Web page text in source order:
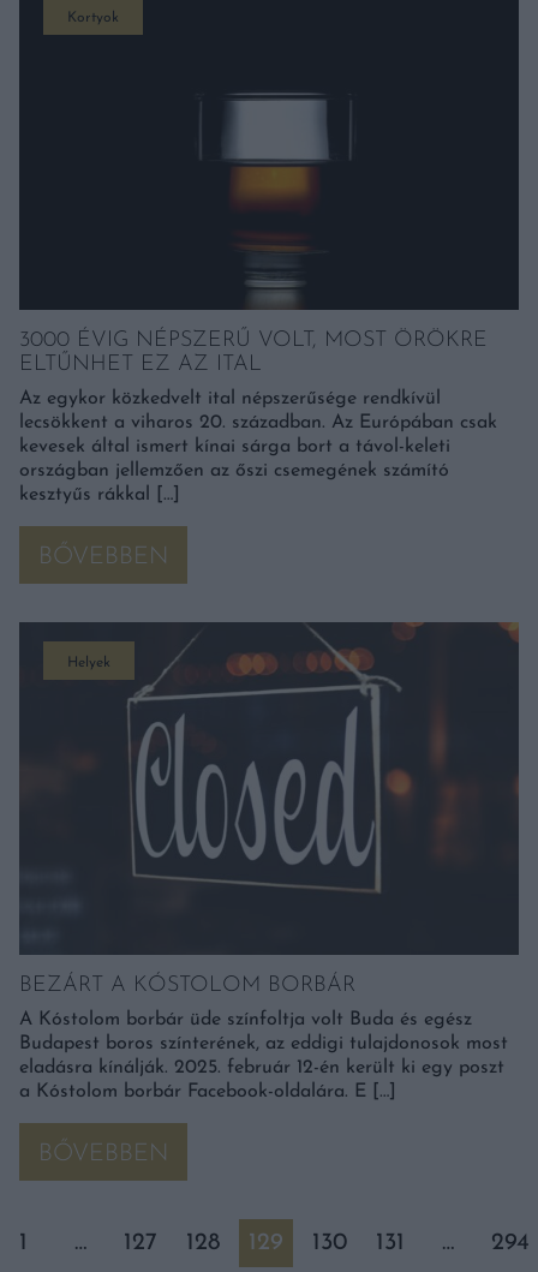
Kortyok
3000 ÉVIG NÉPSZERŰ VOLT, MOST ÖRÖKRE
ELTŰNHET EZ AZ ITAL
Az egykor közkedvelt ital népszerűsége rendkívül
lecsökkent a viharos 20. században. Az Európában csak
kevesek által ismert kínai sárga bort a távol-keleti
országban jellemzően az őszi csemegének számító
kesztyűs rákkal […]
BŐVEBBEN
Helyek
BEZÁRT A KÓSTOLOM BORBÁR
A Kóstolom borbár üde színfoltja volt Buda és egész
Budapest boros színterének, az eddigi tulajdonosok most
eladásra kínálják. 2025. február 12-én került ki egy poszt
a Kóstolom borbár Facebook-oldalára. E […]
BŐVEBBEN
1 … 127 128 129 130 131 … 294